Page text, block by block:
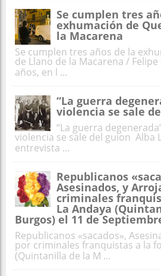
Se cumplen tres
exhumación de
la Macarena
Se cumplen tres años de la
de Llano de la Macarena /
años, en l ...
“La guerra
violencia se sale
“La guerra
violencia se sale del guion Alba
entrevista ...
Republicanos
Asesinados, y
criminales
La Andaya
Burgos) el 11 de
Republicanos «sacados»,
por criminales franquistas a la
(Quintanilla de la M ...